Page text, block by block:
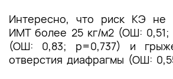
Интересно, что риск КЭ не
ИМТ более 25 кг/м2(ОШ: 0,51;
(ОШ: 0,83; р=0,737) и
отверстия диафрагмы (ОШ: